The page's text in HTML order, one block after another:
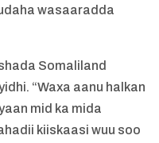
wasaaradda
Somaliland
“Waxa aanu halkan
mid ka mida
kiiskaasi wuu soo